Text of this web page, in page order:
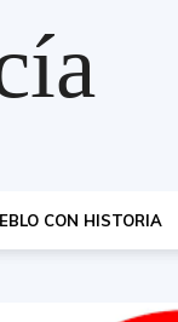
CON HISTORIA